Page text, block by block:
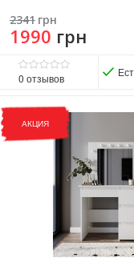
2341 грн
1990 грн
0 отзывов
Матеріал ніжок:
Матеріал стільниці:
Виробник:
Морели
Комплектація:
Без
Розмір стільниці: 31х100 см.
АКЦИЯ